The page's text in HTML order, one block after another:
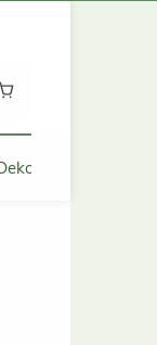
für Zuhause